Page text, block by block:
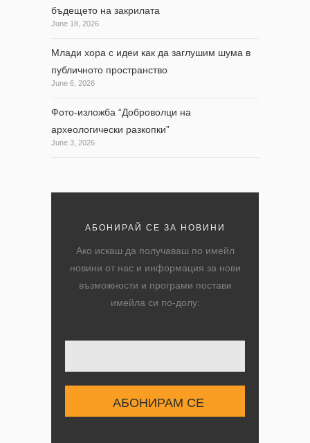
бъдещето на закрилата
June 18, 2026
Млади хора с идеи как да заглушим шума в
публичното пространство
June 6, 2026
Фото-изложба “Доброволци на
археологически разкопки”
June 3, 2026
АБОНИРАЙ СЕ ЗА НОВИНИ
Ако искаш да получаваш по имейл
новини от нас и информация за нови
възможности и програми постави
имейла си по-долу: